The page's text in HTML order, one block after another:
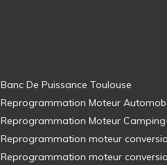
Banc De Puissance Toulouse
Reprogrammation Moteur
Reprogrammation Moteur
Reprogrammation moteur
Reprogrammation moteur